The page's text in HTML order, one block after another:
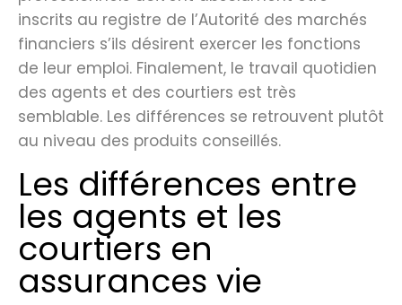
inscrits au registre de l’Autorité des marchés
financiers s’ils désirent exercer les fonctions
de leur emploi. Finalement, le travail quotidien
des agents et des courtiers est très
semblable. Les différences se retrouvent plutôt
au niveau des produits conseillés.
Les différences entre
les agents et les
courtiers en
assurances vie